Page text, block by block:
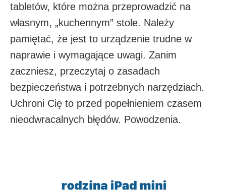
tabletów, które można przeprowadzić na
własnym, „kuchennym” stole. Należy
pamiętać, że jest to urządzenie trudne w
naprawie i wymagające uwagi. Zanim
zaczniesz, przeczytaj o zasadach
bezpieczeństwa i potrzebnych narzędziach.
Uchroni Cię to przed popełnieniem czasem
nieodwracalnych błędów. Powodzenia.